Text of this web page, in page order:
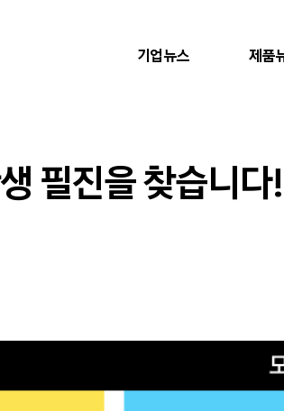
기업뉴스 제품
필진을 찾습니다!